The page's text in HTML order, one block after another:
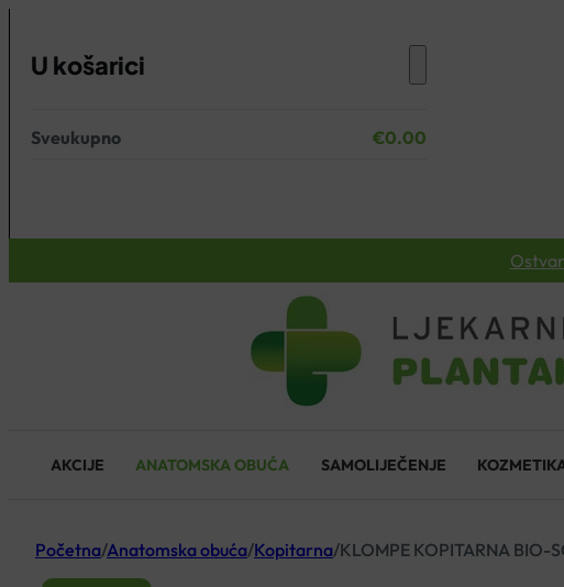
U košarici
Nema proizvoda u košarici.
Sveukupno €0.00
AKCIJE ANATOMSKA OBUĆA SAMOLIJEČENJE
Početna/Anatomska obuća/Kopitarna/KLOMPE KOPITARNA BIO-